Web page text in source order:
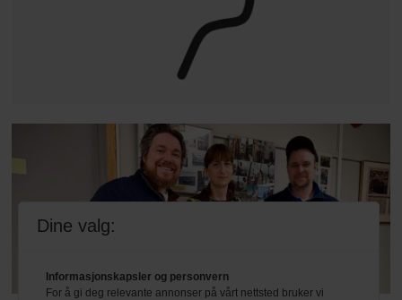
Dine valg:
Informasjonskapsler og personvern
For å gi deg relevante annonser på vårt nettsted bruker vi